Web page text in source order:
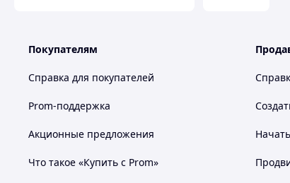
Покупателям
Справка для покупателей
Prom-поддержка
Акционные предложения
Что такое «Купить с Prom»